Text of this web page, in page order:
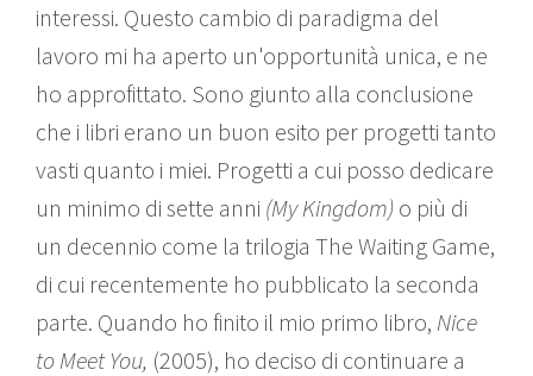
interessi. Questo cambio di paradigma del
lavoro mi ha aperto un'opportunità unica, e ne
ho approfittato. Sono giunto alla conclusione
che i libri erano un buon esito per progetti tanto
vasti quanto i miei. Progetti a cui posso dedicare
un minimo di sette anni (My Kingdom) o più di
un decennio come la trilogia The Waiting Game,
di cui recentemente ho pubblicato la seconda
parte. Quando ho finito il mio primo libro, Nice
to Meet You, (2005), ho deciso di continuare a